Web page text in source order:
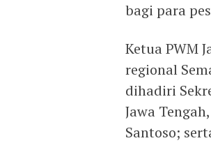
bagi para
Ketua PWM
regional
dihadiri
Jawa
Santoso;